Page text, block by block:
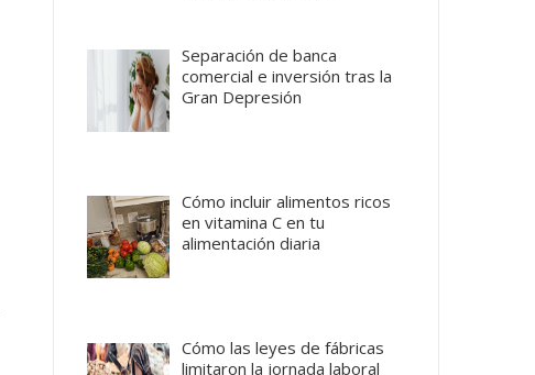
Separación de banca
comercial e inversión tras la
Gran Depresión
Cómo incluir alimentos ricos
en vitamina C en tu
alimentación diaria
Cómo las leyes de fábricas
limitaron la jornada laboral